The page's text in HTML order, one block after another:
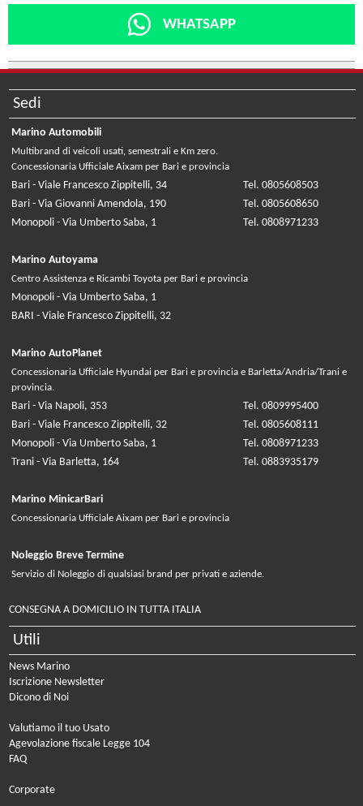
WHATSAPP
Sedi
Marino Automobili
Multibrand di veicoli usati, semestrali e Km zero.
Concessionaria Ufficiale Aixam per Bari e provincia
Bari - Viale Francesco Zippitelli, 34
Tel. 0805608503
Bari - Via Giovanni Amendola, 190
Tel. 0805608650
Monopoli - Via Umberto Saba, 1
Tel. 0808971233
Marino Autoyama
Centro Assistenza e Ricambi Toyota per Bari e provincia
Monopoli - Via Umberto Saba, 1
BARI - Viale Francesco Zippitelli, 32
Marino AutoPlanet
Concessionaria Ufficiale Hyundai per Bari e provincia e Barletta/Andria/Trani e
provincia.
Bari - Via Napoli, 353
Tel. 0809995400
Bari - Viale Francesco Zippitelli, 32
Tel. 0805608111
Monopoli - Via Umberto Saba, 1
Tel. 0808971233
Trani - Via Barletta, 164
Tel. 0883935179
Marino MinicarBari
Concessionaria Ufficiale Aixam per Bari e provincia
Noleggio Breve Termine
Servizio di Noleggio di qualsiasi brand per privati e aziende.
CONSEGNA A DOMICILIO IN TUTTA ITALIA
Utili
News Marino
Iscrizione Newsletter
Dicono di Noi
Valutiamo il tuo Usato
Agevolazione fiscale Legge 104
FAQ
Corporate